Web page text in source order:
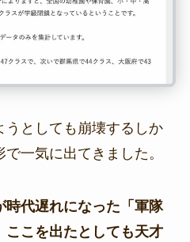
うとしても崩壊するしか
一気に出てきました。
時代遅れになった「軍隊
ここを出たとしても天才